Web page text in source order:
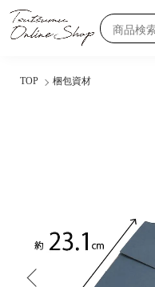
TOP 梱包資材